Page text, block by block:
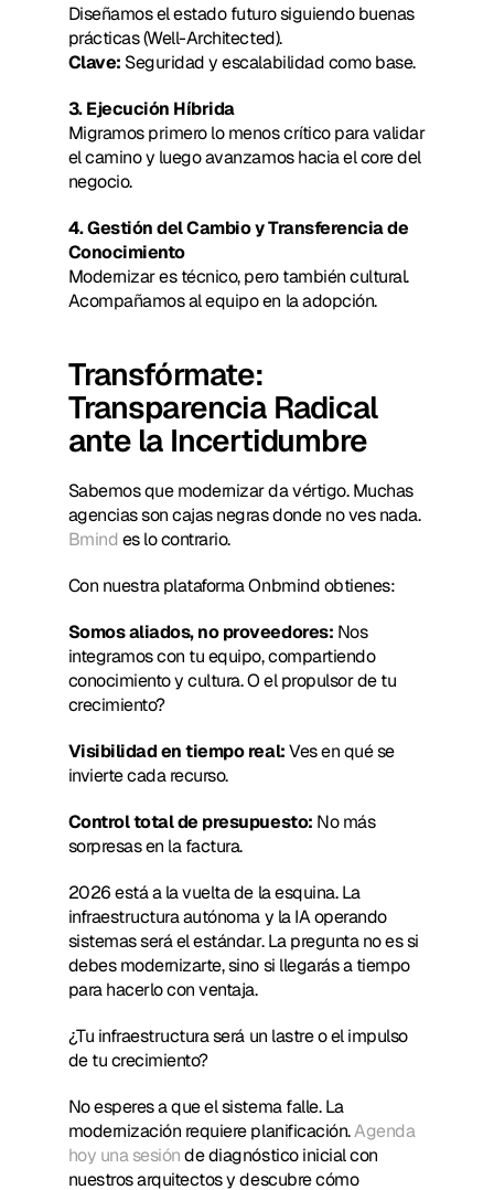
Diseñamos el estado futuro siguiendo buenas
prácticas (Well-Architected).
Clave: Seguridad y escalabilidad como base.
3. Ejecución Híbrida
Migramos primero lo menos crítico para validar
el camino y luego avanzamos hacia el core del
negocio.
4. Gestión del Cambio y Transferencia de
Conocimiento
Modernizar es técnico, pero también cultural.
Acompañamos al equipo en la adopción.
Transfórmate:
Transparencia Radical
ante la Incertidumbre
Sabemos que modernizar da vértigo. Muchas
agencias son cajas negras donde no ves nada.
Bmind es lo contrario.
Con nuestra plataforma Onbmind obtienes:
Somos aliados, no proveedores: Nos
integramos con tu equipo, compartiendo
conocimiento y cultura. O el propulsor de tu
crecimiento?
Visibilidad en tiempo real: Ves en qué se
invierte cada recurso.
Control total de presupuesto: No más
sorpresas en la factura.
2026 está a la vuelta de la esquina. La
infraestructura autónoma y la IA operando
sistemas será el estándar. La pregunta no es si
debes modernizarte, sino si llegarás a tiempo
para hacerlo con ventaja.
¿Tu infraestructura será un lastre o el impulso
de tu crecimiento?
No esperes a que el sistema falle. La
modernización requiere planificación. Agenda
hoy una sesión de diagnóstico inicial con
nuestros arquitectos y descubre cómo